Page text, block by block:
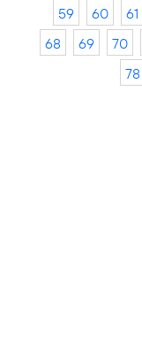
59
60 61
68
69 70
78